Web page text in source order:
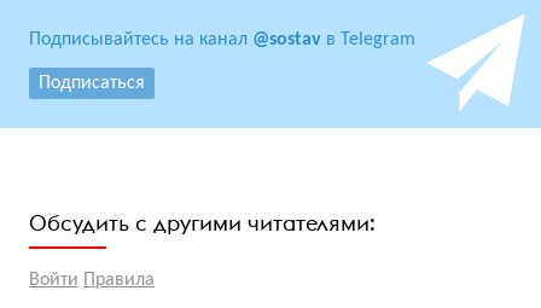
Подписывайтесь на канал @sostav в Telegram
Подписаться
Обсудить с другими читателями:
Войти Правила